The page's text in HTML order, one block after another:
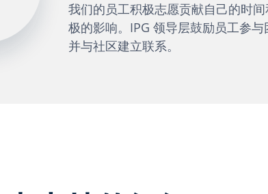
我们的员工积极志愿贡献自己的时
极的影响。IPG 领导层鼓励员工参
并与社区建立联系。